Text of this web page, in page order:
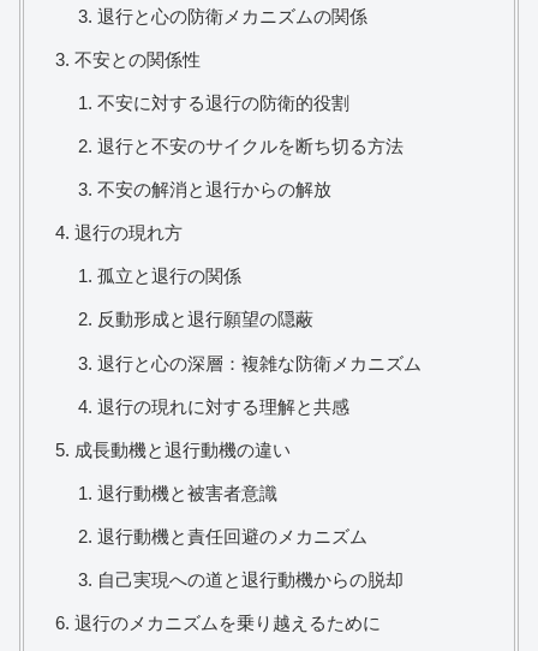
退行と心の防衛メカニズムの関係
不安との関係性
不安に対する退行の防衛的役割
退行と不安のサイクルを断ち切る方法
不安の解消と退行からの解放
退行の現れ方
孤立と退行の関係
反動形成と退行願望の隠蔽
退行と心の深層：複雑な防衛メカニズム
退行の現れに対する理解と共感
成長動機と退行動機の違い
退行動機と被害者意識
退行動機と責任回避のメカニズム
自己実現への道と退行動機からの脱却
退行のメカニズムを乗り越えるために